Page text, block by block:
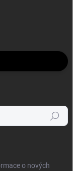
Hledat
o nových